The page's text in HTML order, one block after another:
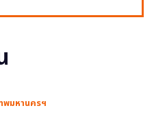
พมหานครฯ